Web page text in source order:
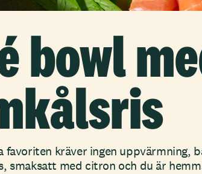
bowl
favoriten kräver ingen
smaksatt med citron och du är